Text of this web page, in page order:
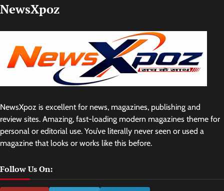
NewsXpoz
NewsXpoz is excellent for news, magazines, publishing and
review sites. Amazing, fast-loading modern magazines theme for
personal or editorial use. You’ve literally never seen or used a
magazine that looks or works like this before.
Follow Us On: